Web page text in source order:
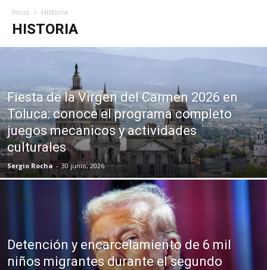
Inicio Historia
HISTORIA
Fiesta de la Virgen del Carmen 2026 en
Toluca: conoce el programa completo
juegos mecanicos y actividades
culturales
Sergio Rocha - 30 junio, 2026
Detención y encarcelamiento de 6 mil
niños migrantes durante el segundo